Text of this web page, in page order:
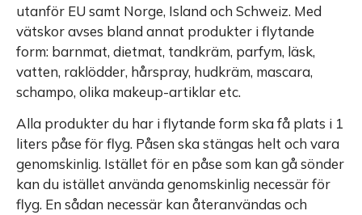
utanför EU samt Norge, Island och Schweiz. Med
vätskor avses bland annat produkter i flytande
form: barnmat, dietmat, tandkräm, parfym, läsk,
vatten, raklödder, hårspray, hudkräm, mascara,
schampo, olika makeup-artiklar etc.
Alla produkter du har i flytande form ska få plats i 1
liters påse för flyg. Påsen ska stängas helt och vara
genomskinlig. Istället för en påse som kan gå sönder
kan du istället använda genomskinlig necessär för
flyg. En sådan necessär kan återanvändas och